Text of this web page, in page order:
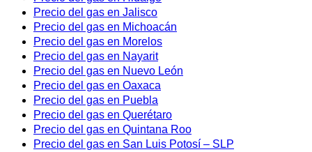
Precio del gas en Jalisco
Precio del gas en Michoacán
Precio del gas en Morelos
Precio del gas en Nayarit
Precio del gas en Nuevo León
Precio del gas en Oaxaca
Precio del gas en Puebla
Precio del gas en Querétaro
Precio del gas en Quintana Roo
Precio del gas en San Luis Potosí – SLP